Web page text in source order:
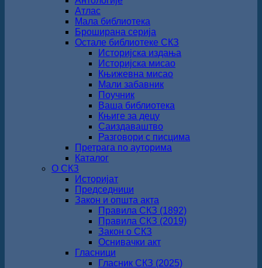
Атлас
Мала библиотека
Броширана серија
Остале библиотеке СКЗ
Историјска издања
Историјска мисао
Књижевна мисао
Мали забавник
Поучник
Ваша библиотека
Књиге за децу
Саиздаваштво
Разговори с писцима
Претрага по ауторима
Каталог
О СКЗ
Историјат
Председници
Закон и општа акта
Правила СКЗ (1892)
Правила СКЗ (2019)
Закон о СКЗ
Оснивачки акт
Гласници
Гласник СКЗ (2025)